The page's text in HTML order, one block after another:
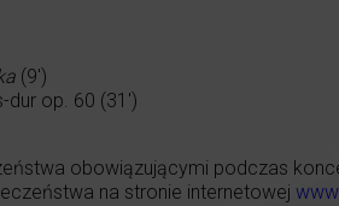
(9′)
op. 60 (31′)
obowiązującymi podczas
na stronie internetowej